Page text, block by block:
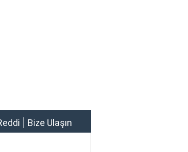
Bize Ulaşın